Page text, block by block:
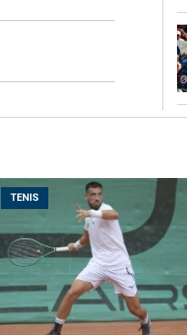
TENIS